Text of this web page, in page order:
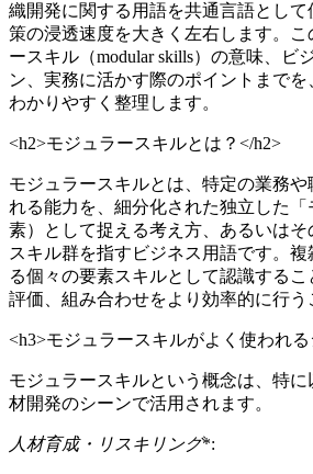
織開発に関する用語を共通言語とし
策の浸透速度を大きく左右します。
ースキル（modular skills）の意味、ビ
ン、実務に活かす際のポイントまで
わかりやすく整理します。
<h2>モジュラースキルとは？</h2>
モジュラースキルとは、特定の業務や
れる能力を、細分化された独立した
素）として捉える考え方、あるいは
スキル群を指すビジネス用語です。
る個々の要素スキルとして認識するこ
評価、組み合わせをより効率的に行う
<h3>モジュラースキルがよく使われる
モジュラースキルという概念は、特に
材開発のシーンで活用されます。
人材育成・リスキリング*: